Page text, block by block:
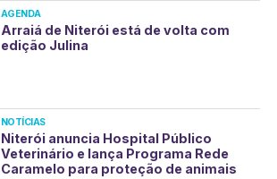
AGENDA
Arraiá de Niterói está de volta com
edição Julina
NOTÍCIAS
Niterói anuncia Hospital Público
Veterinário e lança Programa Rede
Caramelo para proteção de animais